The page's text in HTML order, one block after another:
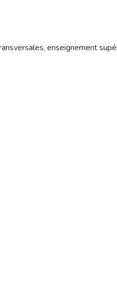
enseignement